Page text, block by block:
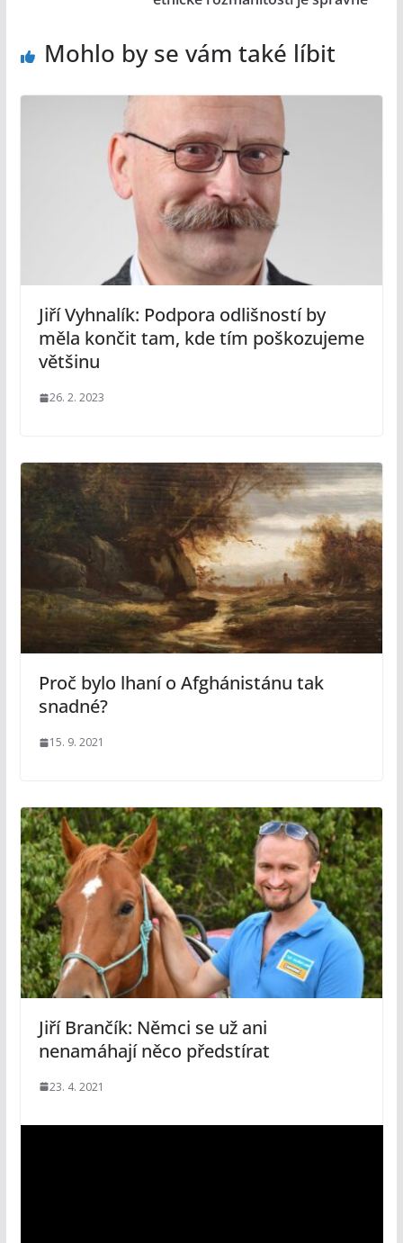
Mohlo by se vám také líbit
Jiří Vyhnalík: Podpora odlišností by
měla končit tam, kde tím poškozujeme
většinu
26. 2. 2023
Proč bylo lhaní o Afghánistánu tak
snadné?
15. 9. 2021
Jiří Brančík: Němci se už ani
nenamáhají něco předstírat
23. 4. 2021